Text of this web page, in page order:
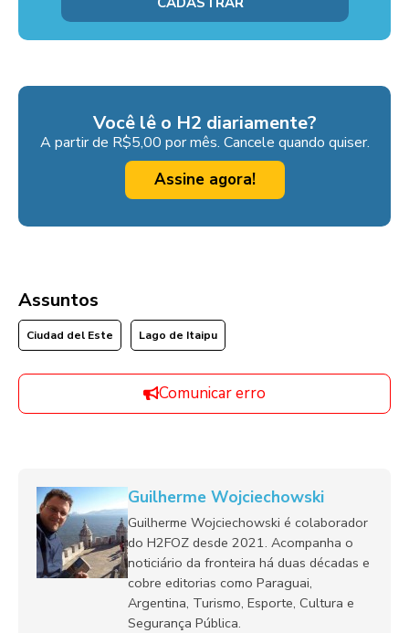
Você lê o H2 diariamente?
A partir de R$5,00 por mês. Cancele quando quiser.
Assine agora!
Assuntos
Ciudad del Este Lago de Itaipu
Comunicar erro
Guilherme Wojciechowski
Guilherme Wojciechowski é colaborador
do H2FOZ desde 2021. Acompanha o
noticiário da fronteira há duas décadas e
cobre editorias como Paraguai,
Argentina, Turismo, Esporte, Cultura e
Segurança Pública.